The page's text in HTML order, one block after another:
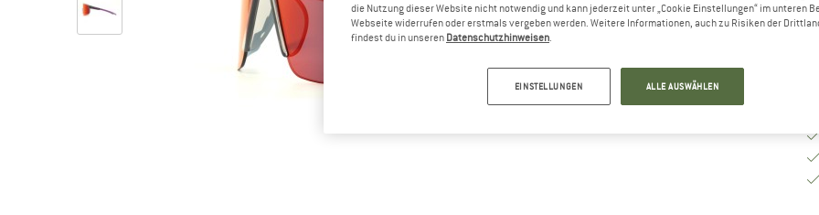
die Nutzung dieser Website nicht notwendig und kann jederzeit unter „Cookie Einstellungen“ im unteren
Webseite widerrufen oder erstmals vergeben werden. Weitere Informationen, auch zu Risiken der
findest du in unseren Datenschutzhinweisen.
EINSTELLUNGEN ALLE AUSWÄHLEN